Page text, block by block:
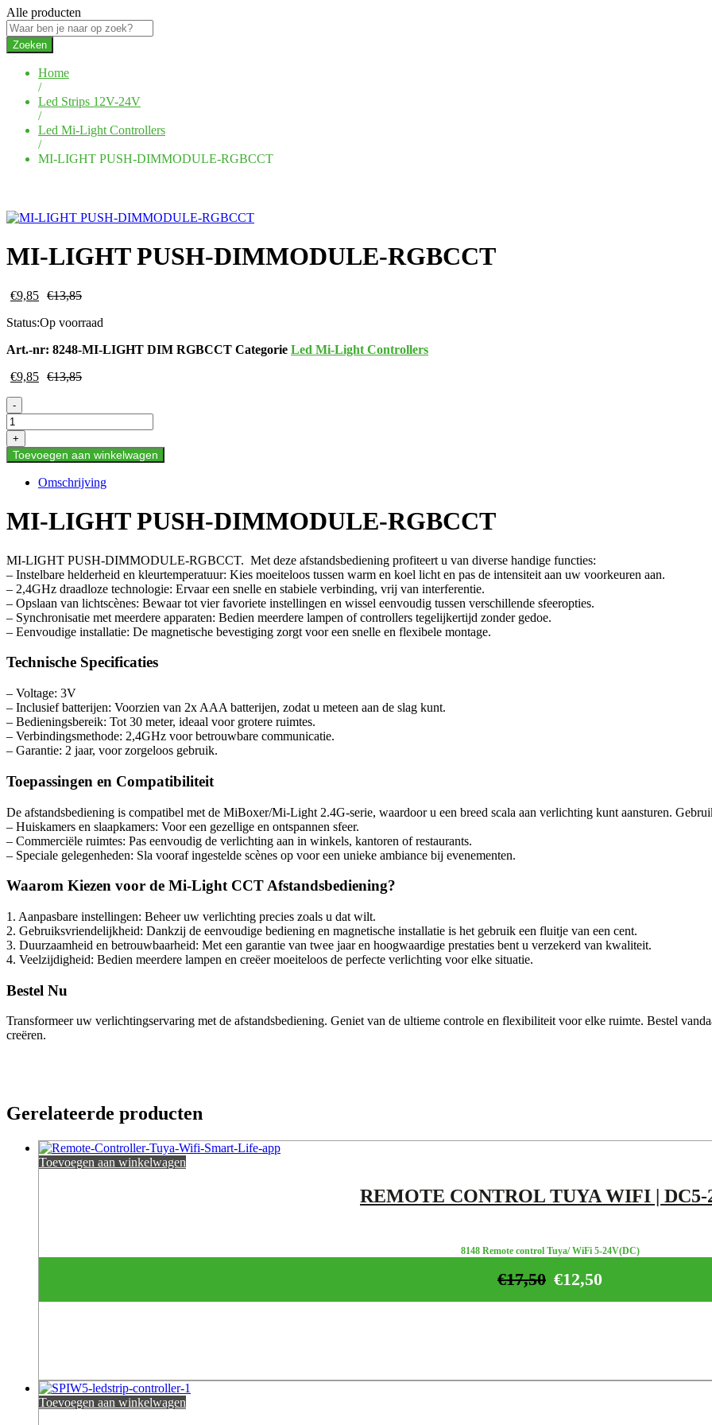
Alle producten
Zoeken
Home
/
Led Strips 12V-24V
/
Led Mi-Light Controllers
/
MI-LIGHT PUSH-DIMMODULE-RGBCCT
MI-LIGHT PUSH-DIMMODULE-RGBCCT
€9,85 €13,85
Status:Op voorraad
Art.-nr: 8248-MI-LIGHT DIM RGBCCT Categorie Led Mi-Light Controllers
€9,85 €13,85
MI-
LIGHT
PUSH-
DIMMODULE-
RGBCCT
-
+
Toevoegen aan winkelwagen
Omschrijving
MI-LIGHT PUSH-DIMMODULE-RGBCCT
MI-LIGHT PUSH-DIMMODULE-RGBCCT. Met deze afstandsbediening profiteert u van diverse handige functies:
– Instelbare helderheid en kleurtemperatuur: Kies moeiteloos tussen warm en koel licht en pas de intensiteit aan uw voorkeuren aan.
– 2,4GHz draadloze technologie: Ervaar een snelle en stabiele verbinding, vrij van interferentie.
– Opslaan van lichtscènes: Bewaar tot vier favoriete instellingen en wissel eenvoudig tussen verschillende sfeeropties.
– Synchronisatie met meerdere apparaten: Bedien meerdere lampen of controllers tegelijkertijd zonder gedoe.
– Eenvoudige installatie: De magnetische bevestiging zorgt voor een snelle en flexibele montage.
Technische Specificaties
– Voltage: 3V
– Inclusief batterijen: Voorzien van 2x AAA batterijen, zodat u meteen aan de slag kunt.
– Bedieningsbereik: Tot 30 meter, ideaal voor grotere ruimtes.
– Verbindingsmethode: 2,4GHz voor betrouwbare communicatie.
– Garantie: 2 jaar, voor zorgeloos gebruik.
Toepassingen en Compatibiliteit
De afstandsbediening is compatibel met de MiBoxer/Mi-Light 2.4G-serie, waardoor u een breed scala aan verlichting kunt aansturen.
– Huiskamers en slaapkamers: Voor een gezellige en ontspannen sfeer.
– Commerciële ruimtes: Pas eenvoudig de verlichting aan in winkels, kantoren of restaurants.
– Speciale gelegenheden: Sla vooraf ingestelde scènes op voor een unieke ambiance bij evenementen.
Waarom Kiezen voor de Mi-Light CCT Afstandsbediening?
1. Aanpasbare instellingen: Beheer uw verlichting precies zoals u dat wilt.
2. Gebruiksvriendelijkheid: Dankzij de eenvoudige bediening en magnetische installatie is het gebruik een fluitje van een cent.
3. Duurzaamheid en betrouwbaarheid: Met een garantie van twee jaar en hoogwaardige prestaties bent u verzekerd van kwaliteit.
4. Veelzijdigheid: Bedien meerdere lampen en creëer moeiteloos de perfecte verlichting voor elke situatie.
Bestel Nu
Transformeer uw verlichtingservaring met de afstandsbediening. Geniet van de ultieme controle en flexibiliteit voor elke ruimte. Bestel
creëren.
Gerelateerde producten
Toevoegen aan winkelwagen
REMOTE CONTROL TUYA WIFI | DC5-
8148 Remote control Tuya/ WiFi 5-24V(DC)
€12,50
€17,50
Toevoegen aan winkelwagen